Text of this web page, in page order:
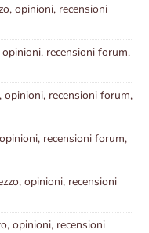
opinioni, recensioni
recensioni forum,
opinioni, recensioni forum,
recensioni forum,
opinioni, recensioni
opinioni, recensioni